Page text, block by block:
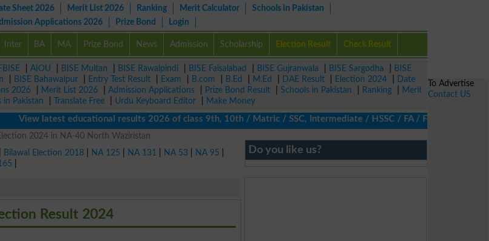
Sheet 2026 Merit List 2026 Ranking Merit Calculator
Schools in Pakistan
Applications 2026 Prize Bond Login
Inter BA MA Prize Bond News Admission Scholarship Election Result Check Result
AIOU BISE Multan BISE Rawalpindi BISE Faisalabad BISE Gujranwala BISE Sargodha
BISE
BISE Bahawalpur Entry Test Result Exam B.com B.Ed M.Ed DAE Result Election 2024
Date
2026 Merit List 2026 Admission Applications Prize Bond Result Schools in Pakistan Ranking
Merit
in Pakistan Translate Free Urdu Keyboard Editor
Make Money
View latest educational results 2026 of class 9th, 10th / Matric / SSC, Intermediate / HSSC / FA / FSc / Inter, 5th /
2024 in NA-40 North Waziristan
Bilawal Election 2018 NA 125 NA 131 NA 53 NA 95
Result 2024
Do you like us?
To Advertise
Contact US